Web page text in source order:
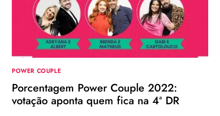
POWER COUPLE
Porcentagem Power Couple 2022:
votação aponta quem fica na 4ª DR